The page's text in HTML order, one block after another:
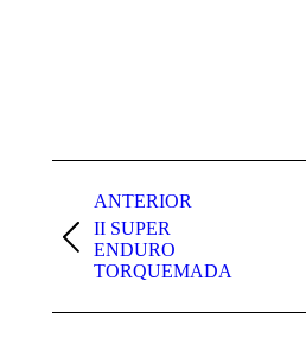
entre
publicaciones
ANTERIOR
Publicación
anterior:
II SUPER
ENDURO
TORQUEMADA